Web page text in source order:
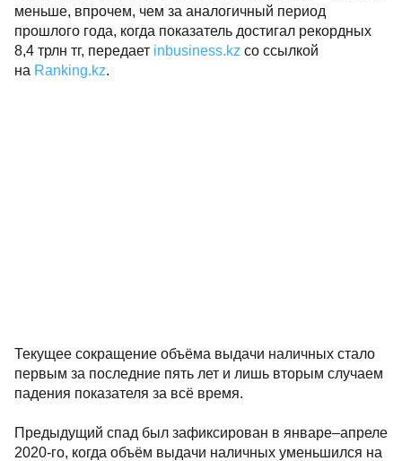
меньше, впрочем, чем за аналогичный период
прошлого года, когда показатель достигал рекордных
8,4 трлн тг, передает inbusiness.kz со ссылкой
на Ranking.kz.
Текущее сокращение объёма выдачи наличных стало
первым за последние пять лет и лишь вторым случаем
падения показателя за всё время.
Предыдущий спад был зафиксирован в январе–апреле
2020-го, когда объём выдачи наличных уменьшился на